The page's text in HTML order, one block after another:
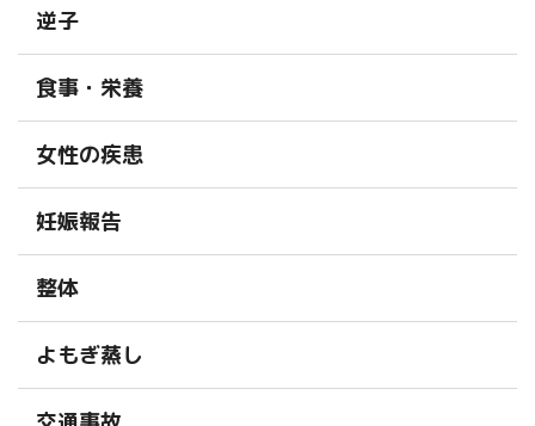
逆子
食事・栄養
女性の疾患
妊娠報告
整体
よもぎ蒸し